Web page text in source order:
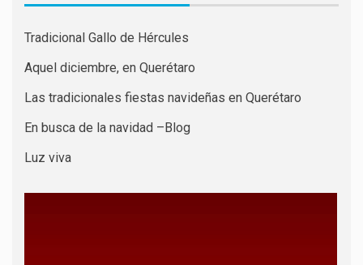
Tradicional Gallo de Hércules
Aquel diciembre, en Querétaro
Las tradicionales fiestas navideñas en Querétaro
En busca de la navidad –Blog
Luz viva